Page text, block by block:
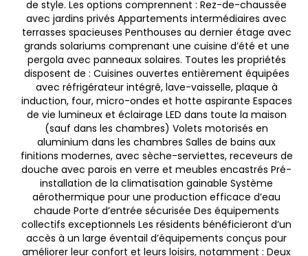
de style. Les options comprennent : Rez-de-chaussée
avec jardins privés Appartements intermédiaires avec
terrasses spacieuses Penthouses au dernier étage avec
grands solariums comprenant une cuisine d’été et une
pergola avec panneaux solaires. Toutes les propriétés
disposent de : Cuisines ouvertes entièrement équipées
avec réfrigérateur intégré, lave-vaisselle, plaque à
induction, four, micro-ondes et hotte aspirante Espaces
de vie lumineux et éclairage LED dans toute la maison
(sauf dans les chambres) Volets motorisés en
aluminium dans les chambres Salles de bains aux
finitions modernes, avec sèche-serviettes, receveurs de
douche avec parois en verre et meubles encastrés Pré-
installation de la climatisation gainable Système
aérothermique pour une production efficace d’eau
chaude Porte d’entrée sécurisée Des équipements
collectifs exceptionnels Les résidents bénéficieront d’un
accès à un large éventail d’équipements conçus pour
améliorer leur confort et leurs loisirs, notamment : Deux